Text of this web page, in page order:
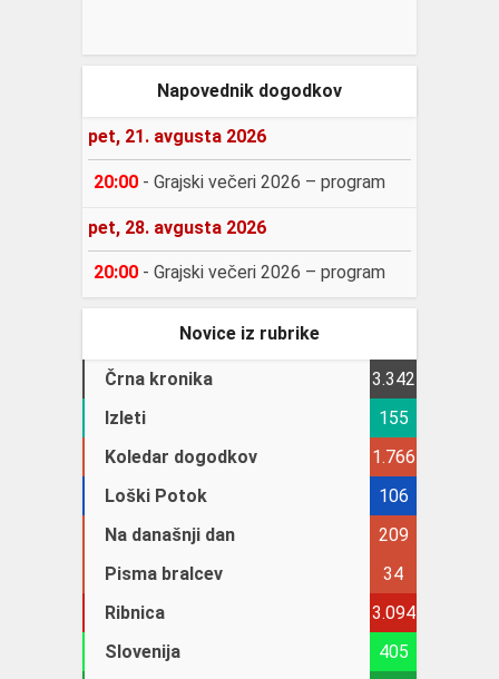
Napovednik dogodkov
pet, 21. avgusta 2026
20:00 - Grajski večeri 2026 – program
pet, 28. avgusta 2026
20:00 - Grajski večeri 2026 – program
Novice iz rubrike
Črna kronika
3.342
Izleti
155
Koledar dogodkov
1.766
Loški Potok
106
Na današnji dan
209
Pisma bralcev
34
Ribnica
3.094
Slovenija
405